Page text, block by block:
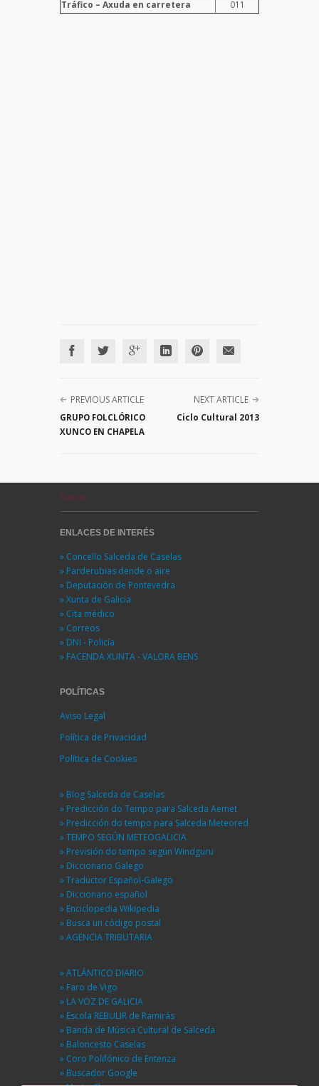
Tráfico – Axuda en carretera
011
PREVIOUS ARTICLE
GRUPO FOLCLÓRICO
XUNCO EN CHAPELA
NEXT ARTICLE
Ciclo Cultural 2013
Xunco
ENLACES DE INTERÉS
» Concello Salceda de Caselas
» Parderubias dende o aire
» Deputación de Pontevedra
» Xunta de Galicia
» Cita médico
» Correos
» DNI - Policía
» FACENDA XUNTA - VALORA BENS
POLÍTICAS
Aviso Legal
Política de Privacidad
Política de Cookies
» Blog Salceda de Caselas
» Predicción do Tempo para Salceda Aemet
» Predicción do tempo para Salceda Meteored
» TEMPO SEGÚN METEOGALICIA
» Previsión do tempo según Windguru
» Diccionario Galego
» Traductor Español-Galego
» Diccionario español
» Enciclopedia Wikipedia
» Busca un código postal
» AGENCIA TRIBUTARIA
» ATLÁNTICO DIARIO
» Faro de Vigo
» LA VOZ DE GALICIA
» Escola REBULIR de Ramirás
» Banda de Música Cultural de Salceda
» Baloncesto Caselas
» Coro Polifónico de Entenza
» Buscador Google